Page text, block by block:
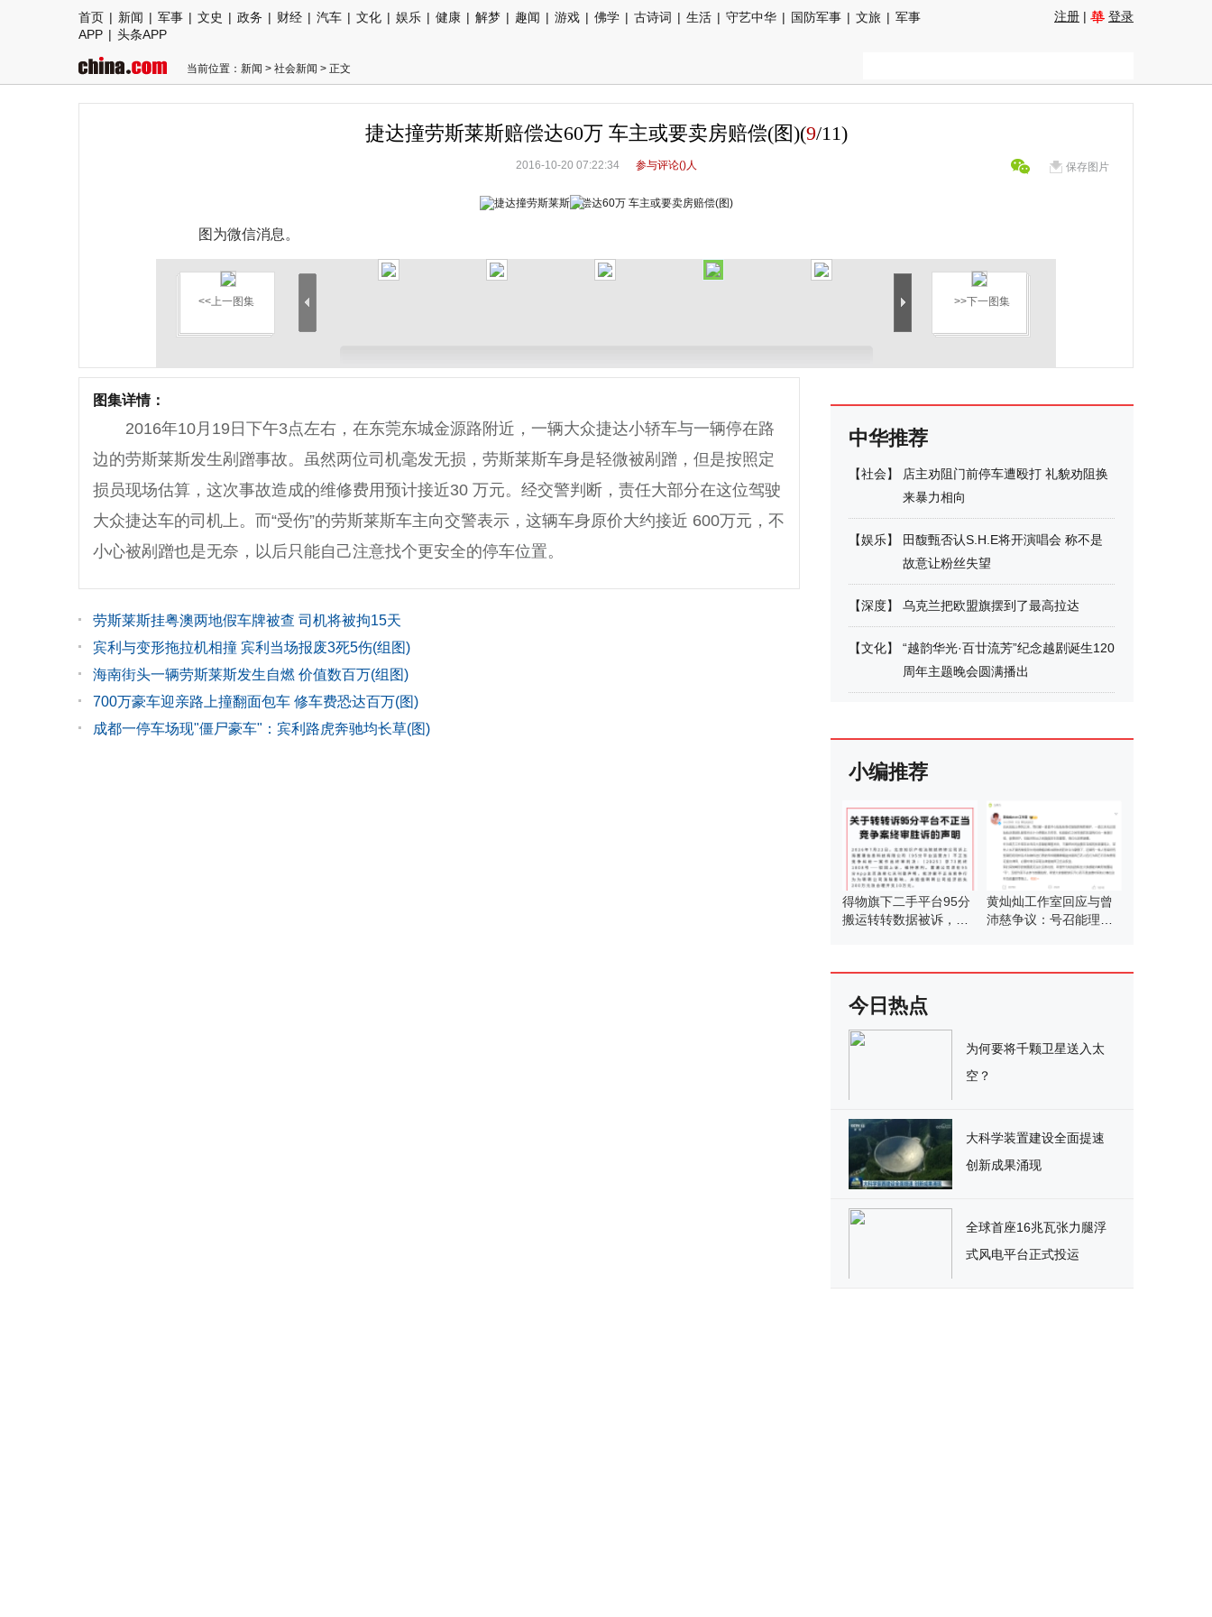
首页 | 新闻 | 军事 | 文史 | 政务 | 财经 | 汽车 | 文化 | 娱乐 | 健康 | 解梦 | 趣闻 | 游戏 | 佛学 | 古诗词 | 生活 | 守艺中华 | 国防军事 | 文旅 | 军事
APP | 头条APP
注册 | 登录
当前位置： 新闻 > 社会新闻 > 正文
捷达撞劳斯莱斯赔偿达60万 车主或要卖房赔偿(图)(9/11)
保存图片
2016-10-20 07:22:34 参与评论()人
图为微信消息。
<<上一图集 >>下一图集
图集详情：
2016年10月19日下午3点左右，在东莞东城金源路附近，一辆大众捷达小轿车与一辆停在路
边的劳斯莱斯发生剐蹭事故。虽然两位司机毫发无损，劳斯莱斯车身是轻微被剐蹭，但是按照定
损员现场估算，这次事故造成的维修费用预计接近30 万元。经交警判断，责任大部分在这位驾驶
大众捷达车的司机上。而“受伤”的劳斯莱斯车主向交警表示，这辆车身原价大约接近 600万元，不
小心被剐蹭也是无奈，以后只能自己注意找个更安全的停车位置。
劳斯莱斯挂粤澳两地假车牌被查 司机将被拘15天
宾利与变形拖拉机相撞 宾利当场报废3死5伤(组图)
海南街头一辆劳斯莱斯发生自燃 价值数百万(组图)
700万豪车迎亲路上撞翻面包车 修车费恐达百万(图)
成都一停车场现"僵尸豪车"：宾利路虎奔驰均长草(图)
中华推荐
【社会】
店主劝阻门前停车遭殴打 礼貌劝阻换
来暴力相向
【娱乐】
田馥甄否认S.H.E将开演唱会 称不是
故意让粉丝失望
【深度】 乌克兰把欧盟旗摆到了最高拉达
【文化】
“越韵华光·百廿流芳”纪念越剧诞生120
周年主题晚会圆满播出
小编推荐
得物旗下二手平台95分
搬运转转数据被诉，终
黄灿灿工作室回应与曾
沛慈争议：号召能理智
今日热点
为何要将千颗卫星送入太
空？
大科学装置建设全面提速
创新成果涌现
全球首座16兆瓦张力腿浮
式风电平台正式投运